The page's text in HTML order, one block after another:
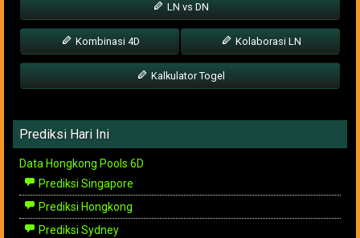
LN vs DN
Kombinasi 4D Kolaborasi LN
Kalkulator Togel
Prediksi Hari Ini
Data Hongkong Pools 6D
Prediksi Singapore
Prediksi Hongkong
Prediksi Sydney